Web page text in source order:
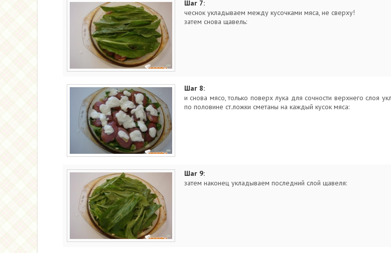
Шаг 7:
чеснок укладываем между кусочками мяса, не сверху!
затем снова щавель:
Шаг 8:
и снова мясо, только поверх лука для сочности верхнего слоя
по половине ст.ложки сметаны на каждый кусок мяса:
Шаг 9:
затем наконец укладываем последний слой щавеля: